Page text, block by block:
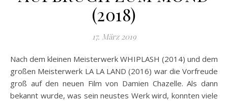
(2018)
17. März 2019
Nach dem kleinen Meisterwerk WHIPLASH (2014) und dem
großen Meisterwerk LA LA LAND (2016) war die Vorfreude
groß auf den neuen Film von Damien Chazelle. Als dann
bekannt wurde, was sein neustes Werk wird, konnten viele